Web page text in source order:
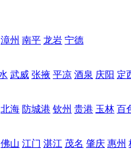
漳州 南平 龙岩 宁德
武威 张掖 平凉 酒泉 庆阳 定
北海 防城港 钦州 贵港 玉林 百
佛山 江门 湛江 茂名 肇庆 惠州